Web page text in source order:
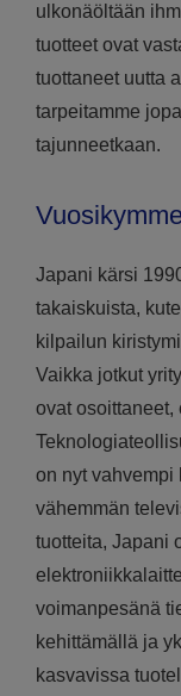
ulkonäöltään
tuotteet ovat
tuottaneet uutta
tarpeitamme
tajunneetkaan.
Japani kärsi
takaiskuista,
kilpailun
Vaikka jotkut
ovat osoittaneet,
on nyt vahvempi
vähemmän
tuotteita, Japani
voimanpesänä
kehittämällä ja
kasvavissa